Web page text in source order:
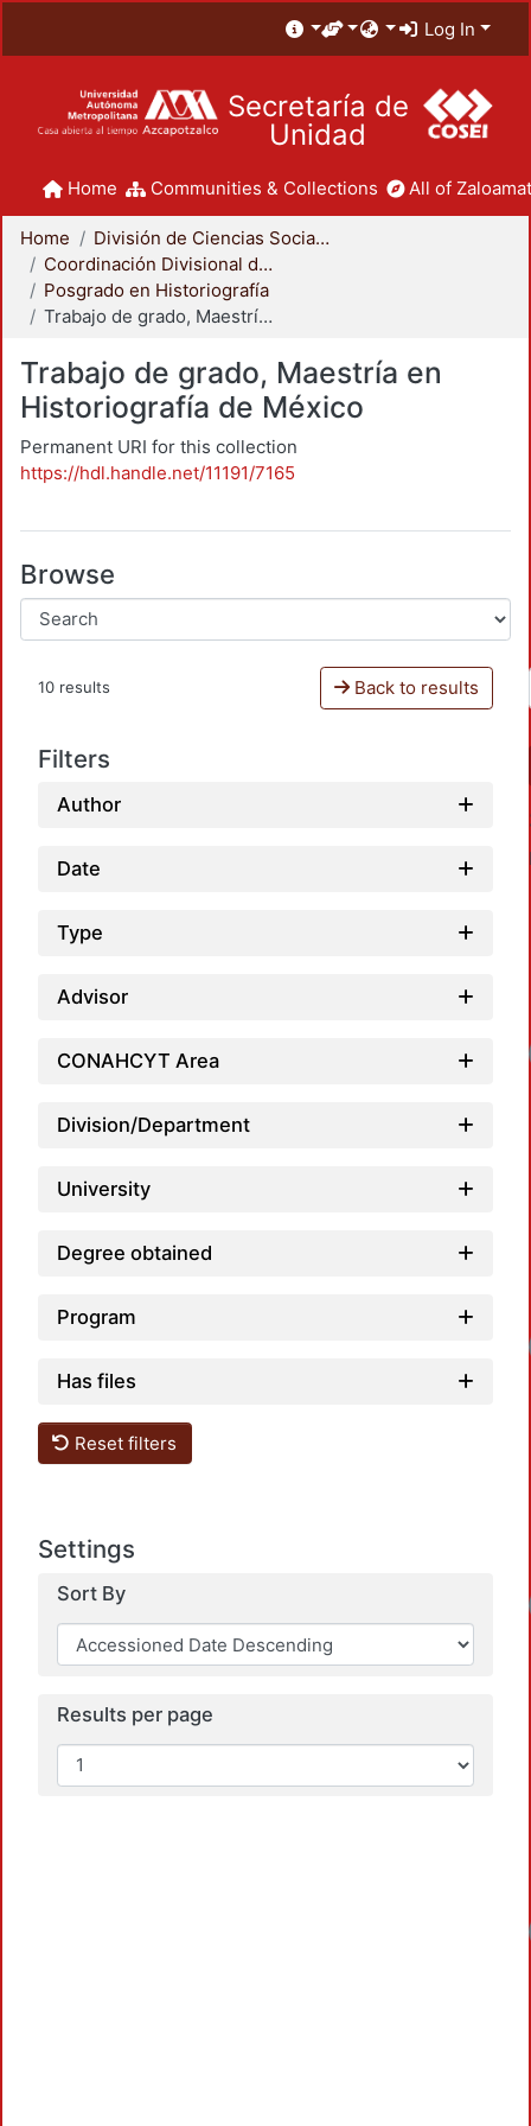
Log In
Secretaría de
Unidad
Home Communities & Collections All of
Home
División de Ciencias Sociales y Humanidades
Coordinación Divisional de Posgrado
Posgrado en Historiografía
Trabajo de grado, Maestría en Historiografía de México
Trabajo de grado, Maestría en
Historiografía de México
Permanent URI for this collection
https://hdl.handle.net/11191/7165
Browse
10 results Back to results
Filters
Author
Date
Type
Advisor
CONAHCYT Area
Division/Department
University
Degree obtained
Program
Has files
Reset filters
Settings
Sort By
Results per page